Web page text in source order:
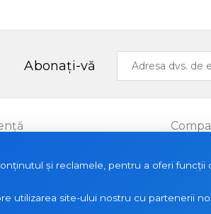
Abonați-vă
Adresa
dvs.
Despre
Noutăți
și reclamele, pentru a oferi funcții
utilizarea site-ului nostru cu partenerii